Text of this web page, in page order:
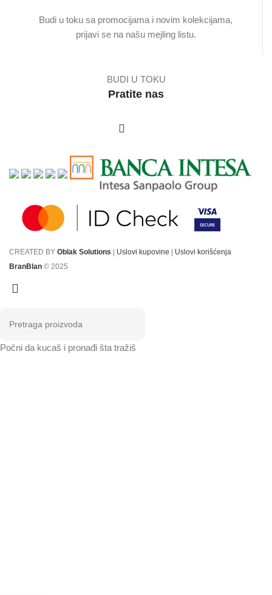
Budi u toku sa promocijama i novim kolekcijama,
prijavi se na našu mejling listu.
BUDI U TOKU
Pratite nas
CREATED BY Oblak Solutions Uslovi kupovine
Uslovi korišćenja
BranBlan © 2025
Počni da kucaš i pronađi šta tražiš